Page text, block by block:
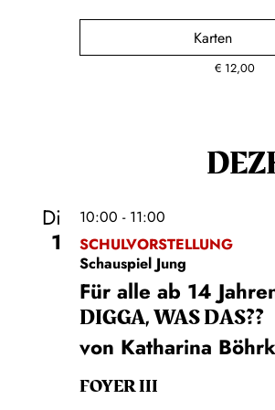
Karten
€ 12,00
Di
1
10:00 - 11:00
SCHULVORSTELLUNG
Schauspiel Jung
Für alle ab 14
DIGGA, WAS DAS??
von Katharina
FOYER III